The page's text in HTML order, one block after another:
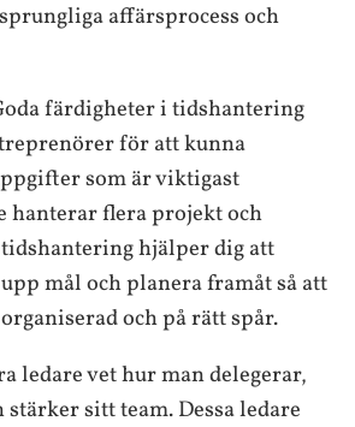
affärsprocess och
färdigheter i tidshantering
för att kunna
som är viktigast
hanterar flera projekt och
hjälper dig att
mål och planera framåt så att
och på rätt spår.
ledare vet hur man delegerar,
sitt team. Dessa ledare